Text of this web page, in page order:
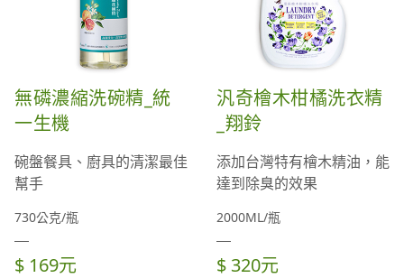
無磷濃縮洗碗精_統
一生機
碗盤餐具、廚具的清潔最佳
幫手
730公克/瓶
$ 169元
汎奇檜木柑橘洗衣精
_翔鈴
添加台灣特有檜木精油，能
達到除臭的效果
2000ML/瓶
$ 320元